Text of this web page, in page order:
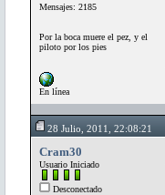
Mensajes: 2185
Por la boca muere el pez, y el
piloto por los pies
En línea
28 Julio, 2011, 22:08:21
Cram30
Usuario Iniciado
Desconectado